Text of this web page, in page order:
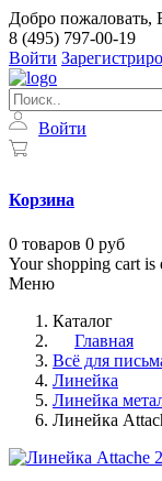
Добро пожаловать,
8 (495) 797-00-19
Войти
Войти
Корзина
0 товаров 0 руб
Your shopping cart is
Меню
Каталог
Главная
Всё для
Линейка
Линейка
Линейка